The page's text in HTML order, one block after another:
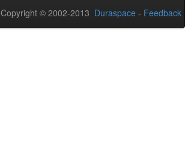
Copyright © 2002-2013 Duraspace - Feedback